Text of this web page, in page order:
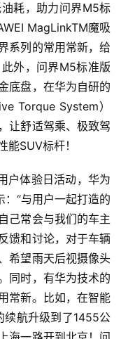
耗，助力问界M5标
MagLinkTM魔吸
系列的常用常新，给
外，问界M5标准版
底盘，在华为自研的
Torque System）
让舒适驾乘、极致驾
SUV标杆！
户体验日活动，华为
“与用户一起打造的
己常会与我们的车主
馈和讨论，对于车辆
希望雨天后视摄像头
同时，有华为技术的
常新。比如，在智能
续航升级到了1455公